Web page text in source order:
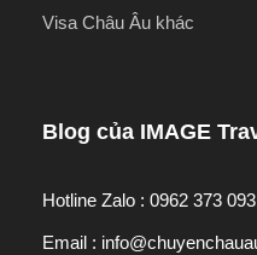
Visa Châu Âu khác
Blog của IMAGE
Hotline Zalo : 0962 373 093
Email :